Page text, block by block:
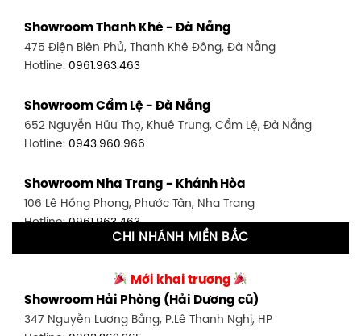
1448 Huỳnh Tấn Phát, Phú Thuận, Quận 7, TP HCM
Hotline:0946.480.580
348 Đ. Bạch Đằng, P. 14, Bình Thạnh, TP HCM
Hotline:0902.716.230
591 Hoàng Văn Thụ, P. 4, Tân Bình, TP HCM
Hotline:0906.256.759
Showroom Tân Bình 2 - TP. HCM
0986.71.8448
Showroom Thuận An - Bình Dương
Showroom Thanh Khê - Đà Nẵng
475 Điện Biên Phủ, Thanh Khê Đông, Đà Nẵng
Hotline: 0961.963.463
Showroom Cẩm Lệ - Đà Nẵng
652 Nguyễn Hữu Thọ, Khuê Trung, Cẩm Lệ, Đà Nẵng
Hotline: 0943.960.966
Showroom Nha Trang - Khánh Hòa
106 Lê Hồng Phong, Phước Tân, Nha Trang
Hotline:0961.963.463
27-29 Nguyễn Sỹ Sách, Hưng Bình, TP Vinh, Nghệ An
Hotline:0943.960.966
CHI NHÁNH MIỀN BẮC
Mới khai trương
Showroom Hải Phòng (Hải Dương cũ)
347 Nguyễn Lương Bằng, P.Lê Thanh Nghị, HP